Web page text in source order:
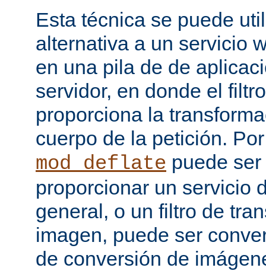
Esta técnica se puede
alternativa a un servicio
en una pila de de
servidor, en donde el
proporciona la
cuerpo de la petición.
mod_deflate puede
proporcionar un servicio
general, o un filtro de
imagen, puede ser
de conversión de